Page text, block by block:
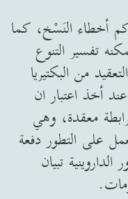
أخطاء النَسْخ، كما
تفسير التنوع
من البكتيريا
أخذ اعتبار ان
معقدة، وهي
على التطور دفعة
تبيان